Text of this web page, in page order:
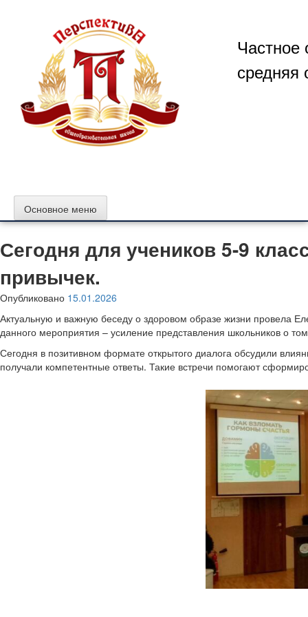
содержимому
Частное
средняя
Основное меню
Сегодня для учеников 5-9
привычек.
Опубликовано 15.01.2026
Актуальную и важную беседу о здоровом образе жизни провела
данного мероприятия – усиление представления школьников о
Сегодня в позитивном формате открытого диалога обсудили
получали компетентные ответы. Такие встречи помогают